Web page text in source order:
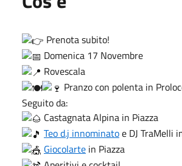
Prenota subito!
Domenica 17 Novembre
Rovescala
Pranzo con polenta in
Seguito da:
Castagnata Alpina in Piazza
Teo d.j innominatoe DJ TraMelli
Giocolarte in Piazza